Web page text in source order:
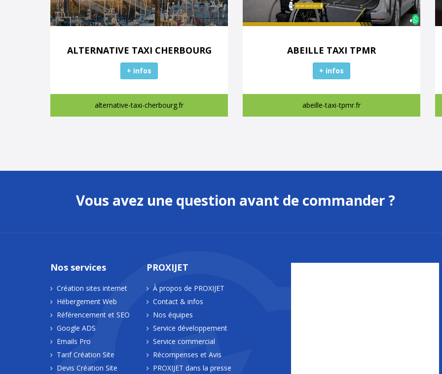
ALTERNATIVE TAXI CHERBOURG
+ infos
alternative-taxi-cherbourg.fr
ABEILLE TAXI TPMR
+ infos
abeille-taxi-tpmr.fr
Vous avez une question avant de commander ?
Nos services
Création sites internet
Hébergement Web
Référencement et SEO
Google ADS
Emails Pro
Tarif Création Site
Devis Création Site
PROXIJET
À propos de PROXIJET
Contact & infos
Nos équipes
Service développement
Service commercial
Récompenses et Avis
PROXIJET dans la presse